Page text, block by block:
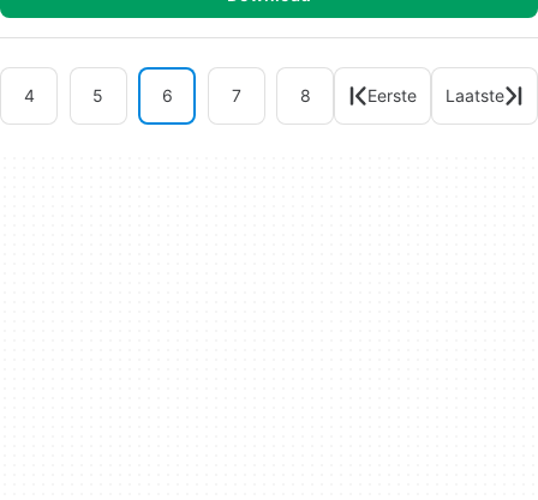
4 5 6 7 8 Eerste Laatste